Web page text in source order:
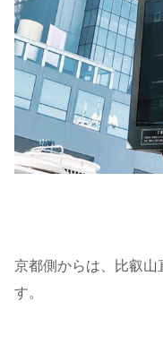
京都側からは、比叡山
す。